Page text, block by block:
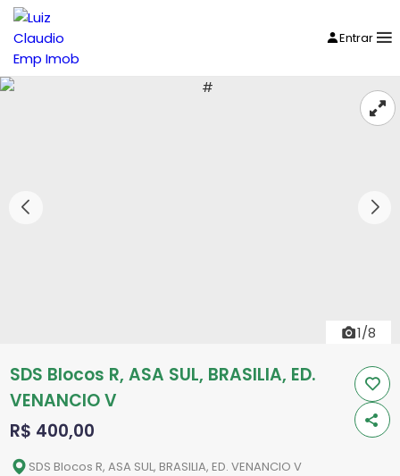
Entrar
1/8
SDS Blocos R, ASA SUL, BRASILIA, ED.
VENANCIO V
R$ 400,00
SDS Blocos R, ASA SUL, BRASILIA, ED. VENANCIO V